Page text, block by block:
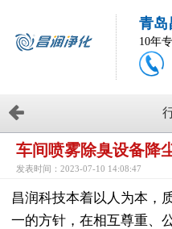
青岛
10年
车间喷雾除臭设备降
发表时间：2023-07-10 14:08:47
昌润科技本着以人为本，
一的方针，在相互尊重、